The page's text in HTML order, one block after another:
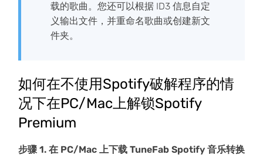
载的歌曲。您还可以根据 ID3 信息自定
义输出文件，并重命名歌曲或创建新文
件夹。
如何在不使用Spotify破解程序的情
况下在PC/Mac上解锁Spotify
Premium
步骤 1. 在 PC/Mac 上下载 TuneFab Spotify 音乐转换